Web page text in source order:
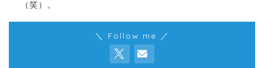
（笑）。
＼ Follow me ／